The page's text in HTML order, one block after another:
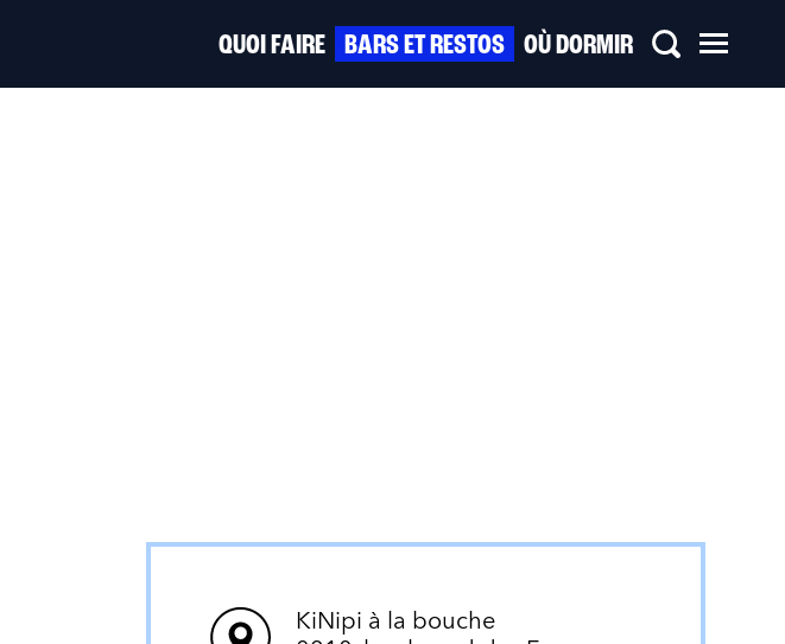
QUOI FAIRE BARS ET RESTOS OÙ DORMIR
KiNipi à la bouche